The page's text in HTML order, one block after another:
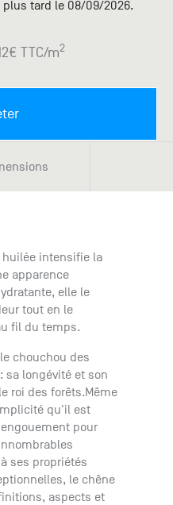
plus tard le 08/09/2026.
€ TTC/m2
intensifie la
apparence
elle le
tout en le
fil du temps.
chouchou des
sa longévité et son
roi des forêts.Même
qu'il est
pour
ses propriétés
le chêne
aspects et